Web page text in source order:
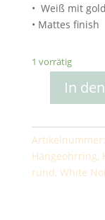
• Weiß mit
• Mattes finish
1 vorrätig
Drops
Menge
In
Artikelnummer:
Hängeohrring,
rund, White